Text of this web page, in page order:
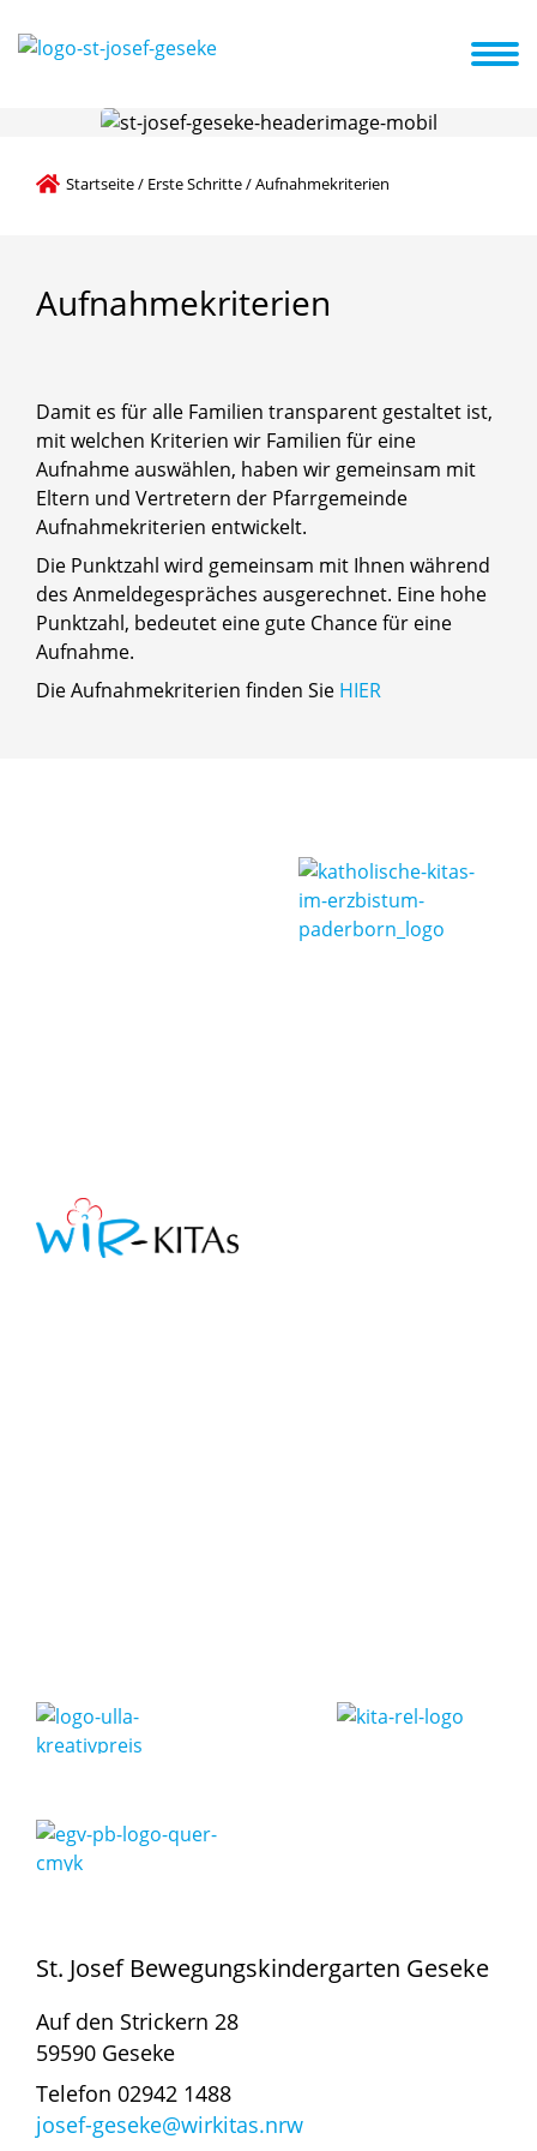
Kooperationspartner
Startseite/ Erste Schritte/Aufnahmekriterien
Aufnahmekriterien
Damit es für alle Familien transparent gestaltet ist,
mit welchen Kriterien wir Familien für eine
Aufnahme auswählen, haben wir gemeinsam mit
Eltern und Vertretern der Pfarrgemeinde
Aufnahmekriterien entwickelt.
Die Punktzahl wird gemeinsam mit Ihnen während
des Anmeldegespräches ausgerechnet. Eine hohe
Punktzahl, bedeutet eine gute Chance für eine
Aufnahme.
Die Aufnahmekriterien finden Sie HIER
St. Josef Bewegungskindergarten Geseke
Auf den Strickern 28
59590 Geseke
Telefon 02942 1488
josef-geseke@wirkitas.nrw